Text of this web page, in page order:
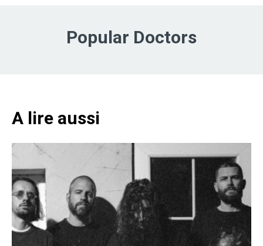
Popular Doctors
A lire aussi